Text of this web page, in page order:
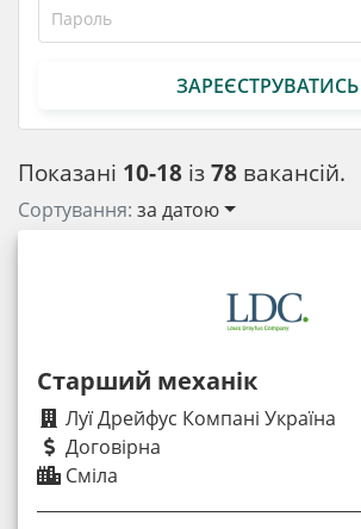
Показані 10-18 із78 вакансій.
Сортування: за датою
Старший механік
Луї Дрейфус Компані Україна
Договірна
Сміла
ЗАРЕЄСТРУВАТИСЬ